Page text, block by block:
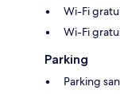
Wi-Fi
Wi-Fi
Parking
Parking